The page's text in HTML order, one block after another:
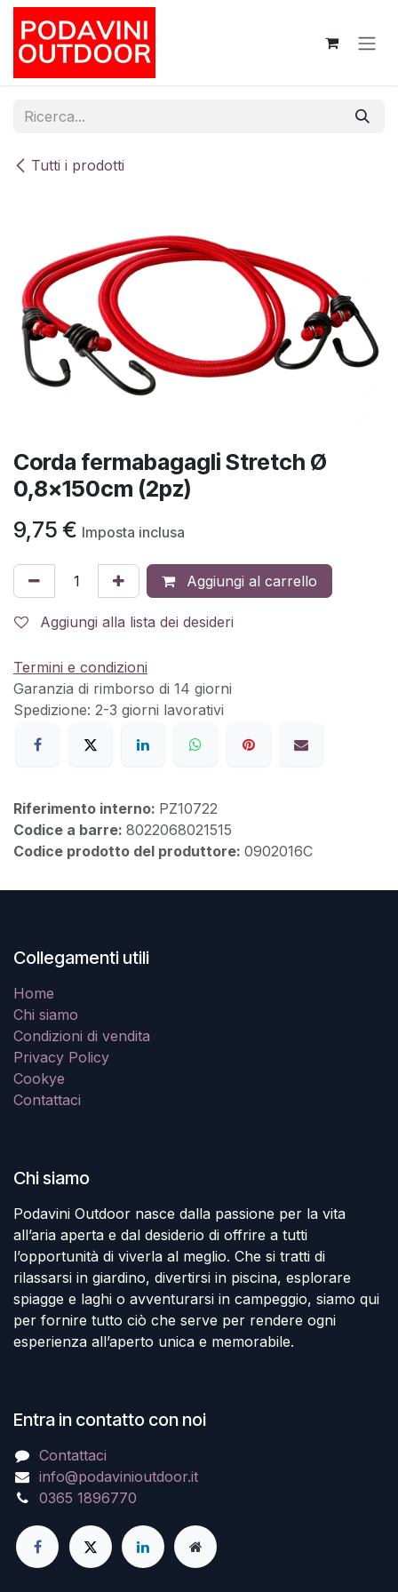
Passa al contenuto
Tutti i prodotti
Corda fermabagagli Stretch Ø
0,8x150cm (2pz)
9,75 € Imposta inclusa
Aggiungi al carrello
Aggiungi alla lista dei desideri
Termini e condizioni
Garanzia di rimborso di 14 giorni
Spedizione: 2-3 giorni lavorativi
Riferimento interno: PZ10722
Codice a barre: 8022068021515
Codice prodotto del produttore: 0902016C
Collegamenti utili
Home
Chi siamo
Condizioni di vendita
Privacy Policy
Cookye
Contattaci
Chi siamo
Podavini Outdoor nasce dalla passione per la vita
all’aria aperta e dal desiderio di offrire a tutti
l’opportunità di viverla al meglio. Che si tratti di
rilassarsi in giardino, divertirsi in piscina, esplorare
spiagge e laghi o avventurarsi in campeggio, siamo qui
per fornire tutto ciò che serve per rendere ogni
esperienza all’aperto unica e memorabile.
Entra in contatto con noi
Contattaci
info@podavinioutdoor.it
0365 1896770